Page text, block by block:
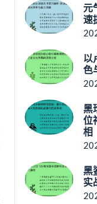
元
速
以
色
黑
位
相
黑
实